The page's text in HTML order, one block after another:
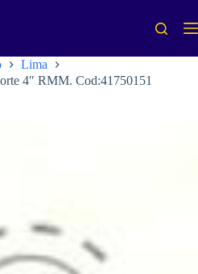
Lima
4″ RMM. Cod:41750151